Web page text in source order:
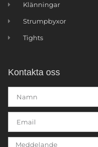
Klänningar
Strumpbyxor
Tights
Kontakta oss